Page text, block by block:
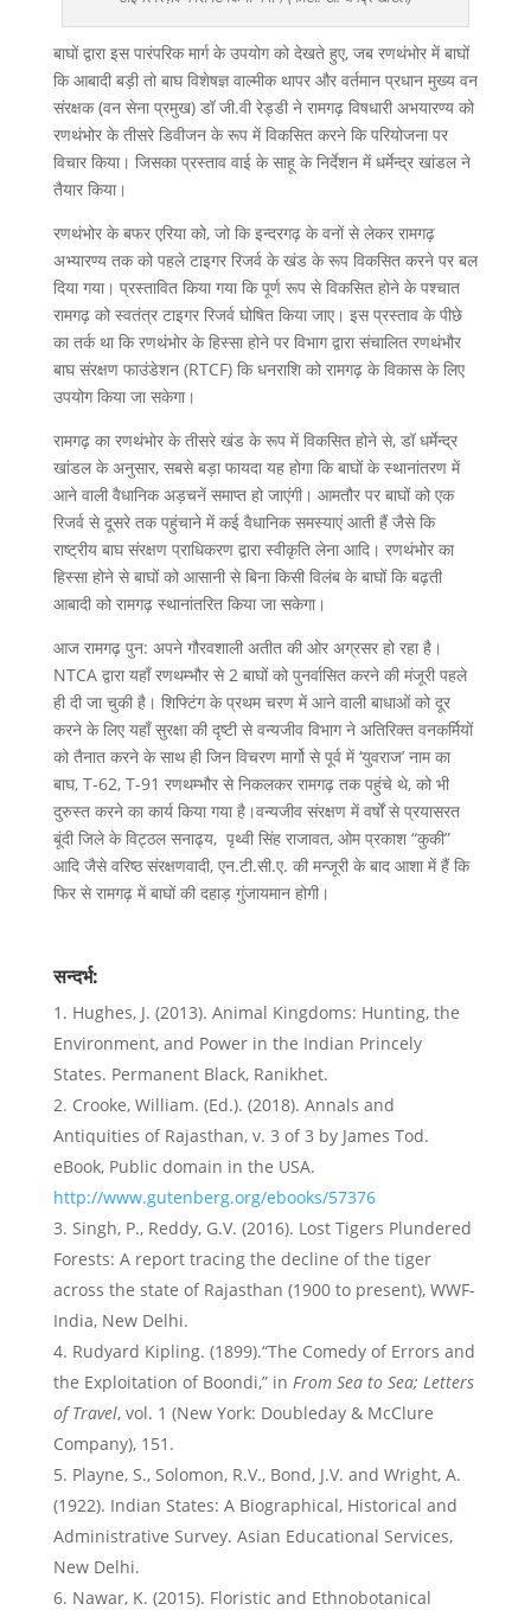
बाघों द्वारा इस पारंपरिक मार्ग के उपयोग को देखते हुए, जब रणथंभोर में बाघों
कि आबादी बड़ी तो बाघ विशेषज्ञ वाल्मीक थापर और वर्तमान प्रधान मुख्य वन
संरक्षक (वन सेना प्रमुख) डॉ जी.वी रेड्डी ने रामगढ़ विषधारी अभयारण्य को
रणथंभोर के तीसरे डिवीजन के रूप में विकसित करने कि परियोजना पर
विचार किया। जिसका प्रस्ताव वाई के साहू के निर्देशन में धर्मेन्द्र खांडल ने
तैयार किया।
रणथंभोर के बफर एरिया को, जो कि इन्दरगढ़ के वनों से लेकर रामगढ़
अभ्यारण्य तक को पहले टाइगर रिजर्व के खंड के रूप विकसित करने पर बल
दिया गया। प्रस्तावित किया गया कि पूर्ण रूप से विकसित होने के पश्चात
रामगढ़ को स्वतंत्र टाइगर रिजर्व घोषित किया जाए। इस प्रस्ताव के पीछे
का तर्क था कि रणथंभोर के हिस्सा होने पर विभाग द्वारा संचालित रणथंभौर
बाघ संरक्षण फाउंडेशन (RTCF) कि धनराशि को रामगढ़ के विकास के लिए
उपयोग किया जा सकेगा।
रामगढ़ का रणथंभोर के तीसरे खंड के रूप में विकसित होने से, डॉ धर्मेन्द्र
खांडल के अनुसार, सबसे बड़ा फायदा यह होगा कि बाघों के स्थानांतरण में
आने वाली वैधानिक अड़चनें समाप्त हो जाएंगी। आमतौर पर बाघों को एक
रिजर्व से दूसरे तक पहुंचाने में कई वैधानिक समस्याएं आती हैं जैसे कि
राष्ट्रीय बाघ संरक्षण प्राधिकरण द्वारा स्वीकृति लेना आदि। रणथंभोर का
हिस्सा होने से बाघों को आसानी से बिना किसी विलंब के बाघों कि बढ़ती
आबादी को रामगढ़ स्थानांतरित किया जा सकेगा।
आज रामगढ़ पुन: अपने गौरवशाली अतीत की ओर अग्रसर हो रहा है।
NTCA द्वारा यहाँ रणथम्भौर से 2 बाघों को पुनर्वासित करने की मंजूरी पहले
ही दी जा चुकी है। शिफ्टिंग के प्रथम चरण में आने वाली बाधाओं को दूर
करने के लिए यहाँ सुरक्षा की दृष्टी से वन्यजीव विभाग ने अतिरिक्त वनकर्मियों
को तैनात करने के साथ ही जिन विचरण मार्गो से पूर्व में ‘युवराज’ नाम का
बाघ, T-62, T-91 रणथम्भौर से निकलकर रामगढ़ तक पहुंचे थे, को भी
दुरुस्त करने का कार्य किया गया है।वन्यजीव संरक्षण में वर्षों से प्रयासरत
बूंदी जिले के विट्ठल सनाढ्य, पृथ्वी सिंह राजावत, ओम प्रकाश “कुकी”
आदि जैसे वरिष्ठ संरक्षणवादी, एन.टी.सी.ए. की मन्जूरी के बाद आशा में हैं कि
फिर से रामगढ़ में बाघों की दहाड़ गुंजायमान होगी।
सन्दर्भ:
Hughes, J. (2013). Animal Kingdoms: Hunting, the
Environment, and Power in the Indian Princely
States. Permanent Black, Ranikhet.
Crooke, William. (Ed.). (2018). Annals and
Antiquities of Rajasthan, v. 3 of 3 by James Tod.
eBook, Public domain in the USA.
http://www.gutenberg.org/ebooks/57376
Singh, P., Reddy, G.V. (2016). Lost Tigers Plundered
Forests: A report tracing the decline of the tiger
across the state of Rajasthan (1900 to present), WWF-
India, New Delhi.
Rudyard Kipling. (1899).“The Comedy of Errors and
the Exploitation of Boondi,” in From Sea to Sea; Letters
of Travel, vol. 1 (New York: Doubleday & McClure
Company), 151.
Playne, S., Solomon, R.V., Bond, J.V. and Wright, A.
(1922). Indian States: A Biographical, Historical and
Administrative Survey. Asian Educational Services,
New Delhi.
Nawar, K. (2015). Floristic and Ethnobotanical